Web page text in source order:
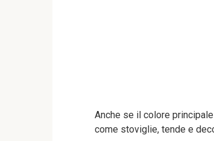
Anche se il colore
come stoviglie, tende e